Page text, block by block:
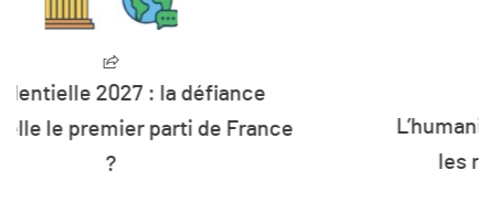
L’humanité vit désormais à crédit sur
les ressources de la planète